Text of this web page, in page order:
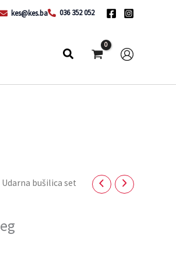
kes@kes.ba 036 352 052
Udarna bušilica set